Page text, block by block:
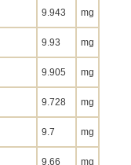
9.943 mg
9.93 mg
9.905 mg
9.728 mg
9.7 mg
9.66 mg